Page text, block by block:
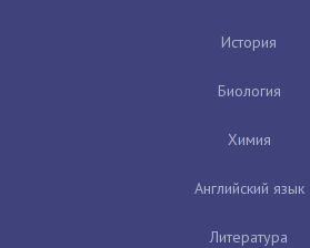
История
Биология
Химия
Английский язык
Литература